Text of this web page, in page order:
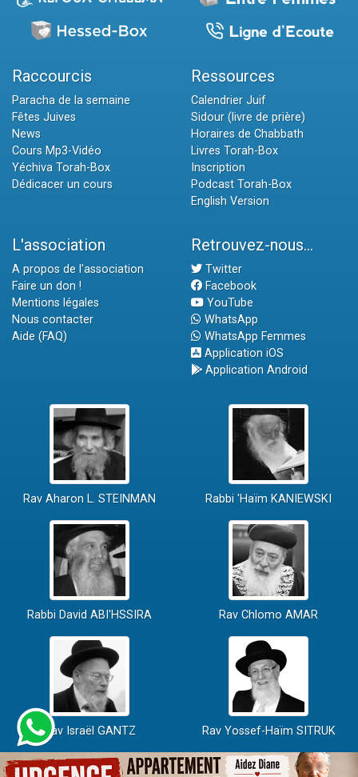
Raccourcis
Paracha de la semaine
Fêtes Juives
News
Cours Mp3-Vidéo
Yéchiva Torah-Box
Dédicacer un cours
Ressources
Calendrier Juif
Sidour (livre de prière)
Horaires de Chabbath
Livres Torah-Box
Inscription
Podcast Torah-Box
English Version
L'association
A propos de l'association
Faire un don !
Mentions légales
Nous contacter
Aide (FAQ)
Retrouvez-nous...
Twitter
Facebook
YouTube
WhatsApp
WhatsApp Femmes
Application iOS
Application Android
Rav Aharon L. STEINMAN Rabbi 'Haïm KANIEWSKI
Rabbi David ABI'HSSIRA Rav Chlomo AMAR
Rav Israël GANTZ Rav Yossef-Haïm SITRUK